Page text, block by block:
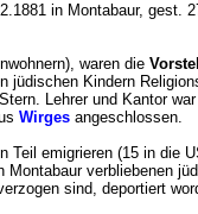
in Montabaur, gest.
waren die
jüdischen Kindern
Lehrer und Kantor
Wirges angeschlossen.
emigrieren (15 in die
verbliebenen
sind, deportiert